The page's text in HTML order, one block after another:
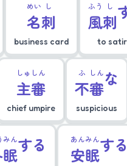
名
めい
刺
し
business card
風
ふう
刺
し
to
主
しゅ
審
しん
chief umpire
不
ふ
審
しんな
suspicious
眠
みんする 安
あん
眠
みんする